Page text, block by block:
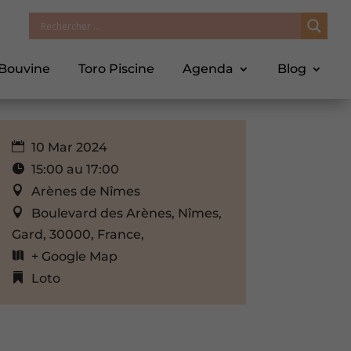
Toro Piscine Agenda Blog
10 Mar 2024
15:00 au 17:00
Arènes de Nîmes
Boulevard des Arènes, Nîmes,
Gard, 30000, France,
+ Google Map
Loto